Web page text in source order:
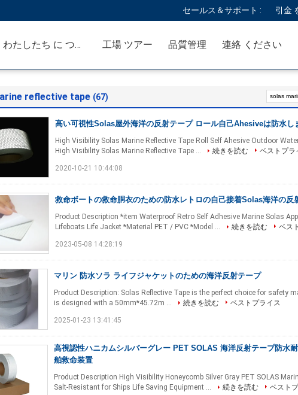
セールス＆サポート : 引金
わたしたち に つい て 工場 ツアー 品質管理 連絡 ください
reflective tape (67)
高い可視性Solas屋外海洋の反射テープ ロール自己Ahesiveは防水し
High Visibility Solas Marine Reflective Tape Roll Self Ahesive Outdoor
High Visibility Solas Marine Reflective Tape ...
続きを読む ベストプラ
2020-10-21 10:44:08
救命ボートの救命胴衣のための防水レトロの自己接着Solas海洋の反
Product Description *item Waterproof Retro Self Adhesive Marine Solas
Lifeboats Life Jacket *Material PET / PVC *Model ...
続きを読む ベス
2023-05-08 14:28:19
マリン 防水ソラ ライフジャケットのための海洋反射テープ
Product Description: Solas Reflective Tape is the perfect choice for safety
is designed with a 50mm*45.72m ...
続きを読む ベストプライス
2025-01-23 13:41:45
高視認性ハニカムシルバーグレー PET SOLAS 海洋反射テープ防水
舶救命装置
Product Description High Visibility Honeycomb Silver Gray PET SOLAS
Salt-Resistant for Ships Life Saving Equipment ...
続きを読む ベスト